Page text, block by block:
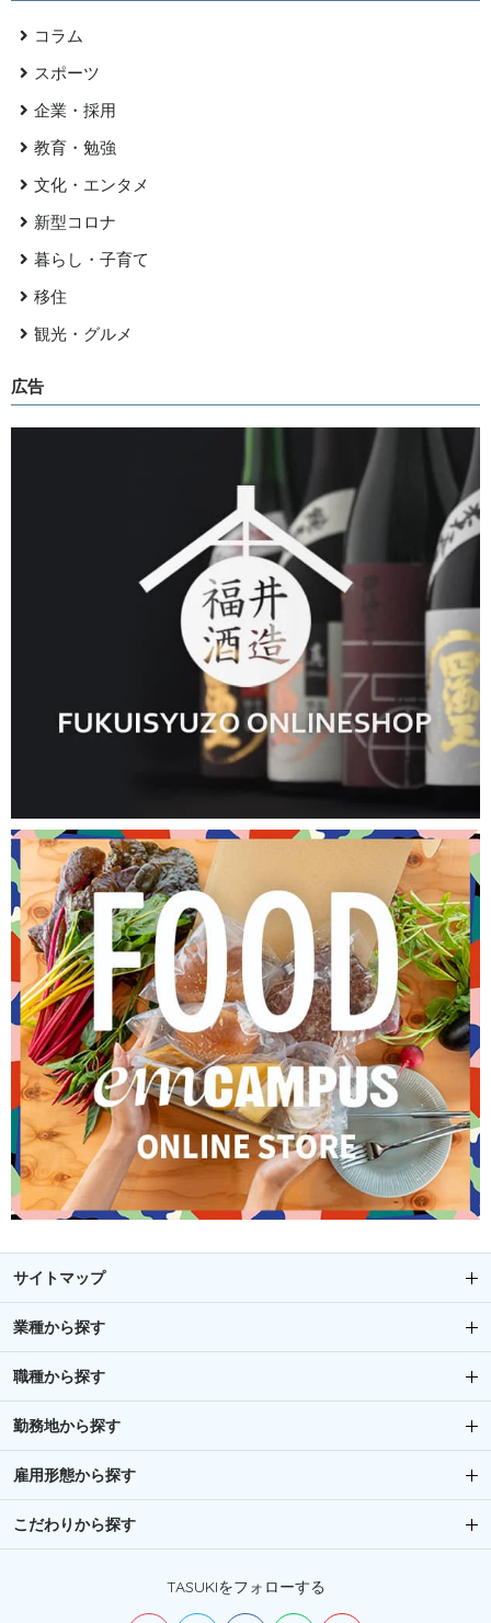
コラム
スポーツ
企業・採用
教育・勉強
文化・エンタメ
新型コロナ
暮らし・子育て
移住
観光・グルメ
広告
サイトマップ
業種から探す
職種から探す
勤務地から探す
雇用形態から探す
こだわりから探す
TASUKIをフォローする